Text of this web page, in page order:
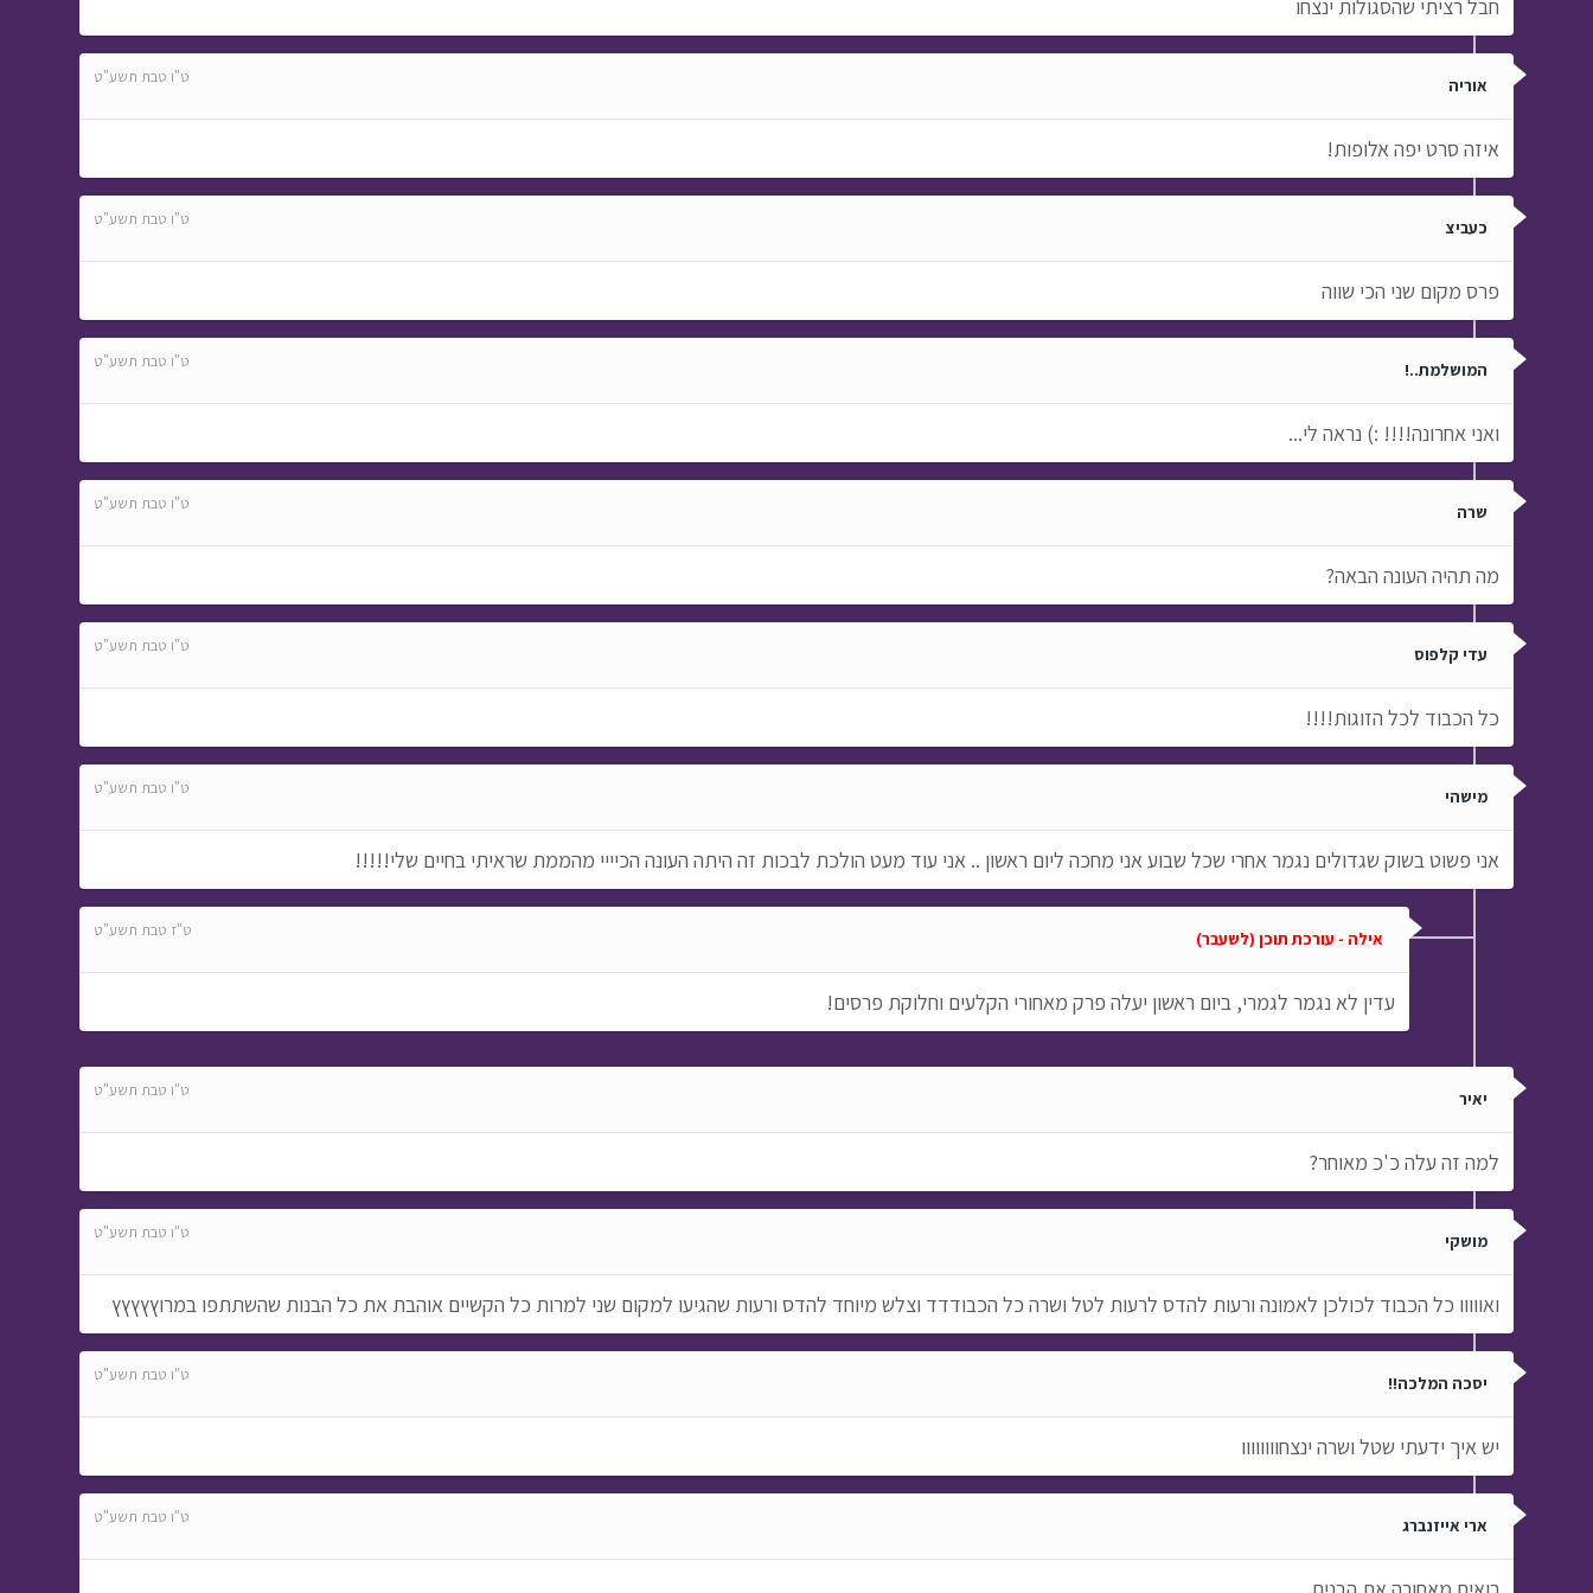
חבל רציתי שהסגולות ינצחו
אוריה ט"ו טבת תשע"ט
איזה סרט יפה אלופות!
כעביצ ט"ו טבת תשע"ט
פרס מקום שני הכי שווה
המושלמת..! ט"ו טבת תשע"ט
ואני אחרונה!!!! :) נראה לי...
שרה ט"ו טבת תשע"ט
מה תהיה העונה הבאה?
עדי קלפוס ט"ו טבת תשע"ט
כל הכבוד לכל הזוגות!!!!
מישהי ט"ו טבת תשע"ט
אני פשוט בשוק שגדולים נגמר אחרי שכל שבוע אני מחכה ליום ראשון .. אני עוד מעט הולכת לבכות זה היתה העונה הכיייי מהממת שראיתי בחיים שלי!!!!!
אילה - עורכת תוכן (לשעבר) ט"ז טבת תשע"ט
עדין לא נגמר לגמרי, ביום ראשון יעלה פרק מאחורי הקלעים וחלוקת פרסים!
יאיר ט"ו טבת תשע"ט
למה זה עלה כ'כ מאוחר?
מושקי ט"ו טבת תשע"ט
ואווווו כל הכבוד לכולכן לאמונה ורעות להדס לרעות לטל ושרה כל הכבודדד וצלש מיוחד להדס ורעות שהגיעו למקום שני למרות כל הקשיים אוהבת את כל הבנות שהשתתפו במרוץץץץץ
יסכה המלכה!! ט"ו טבת תשע"ט
יש איך ידעתי שטל ושרה ינצחוווווווו
ארי אייזנברג ט"ו טבת תשע"ט